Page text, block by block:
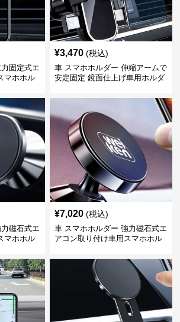
固定式エ
マホホル
¥3,470 (税込)
車 スマホホルダー 伸縮アームで
安定固定 鏡面仕上げ車用ホルダ
磁石式エ
マホホル
¥7,020 (税込)
車 スマホホルダー 強力磁石式エ
アコン取り付け車用スマホホル